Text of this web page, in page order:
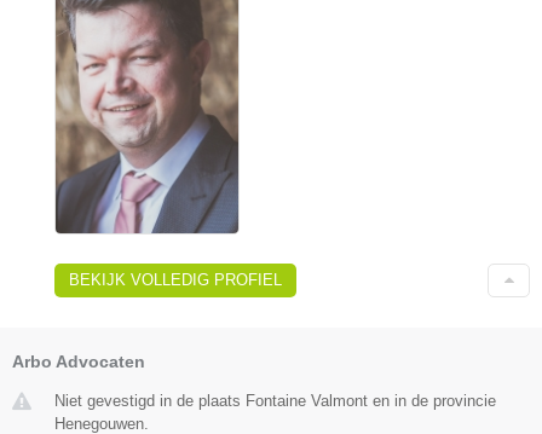
BEKIJK VOLLEDIG PROFIEL
Arbo Advocaten
Niet gevestigd in de plaats Fontaine Valmont en in de provincie
Henegouwen.